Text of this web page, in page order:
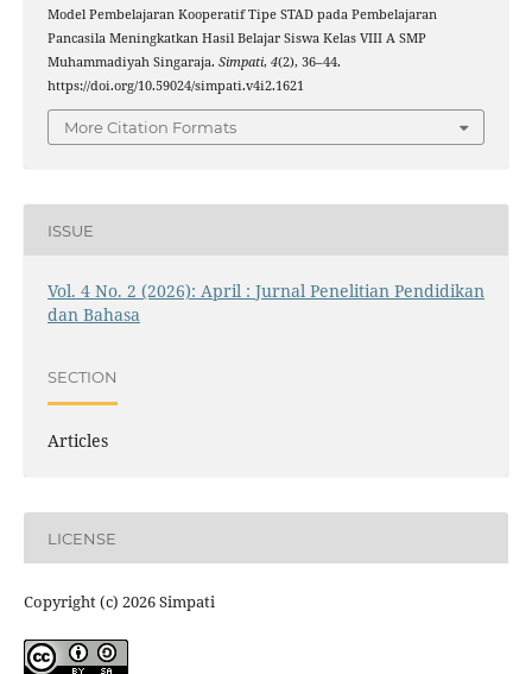
Model Pembelajaran Kooperatif Tipe STAD pada Pembelajaran
Pancasila Meningkatkan Hasil Belajar Siswa Kelas VIII A SMP
Muhammadiyah Singaraja. Simpati, 4(2), 36–44.
https://doi.org/10.59024/simpati.v4i2.1621
More Citation Formats
ISSUE
Vol. 4 No. 2 (2026): April : Jurnal Penelitian Pendidikan
dan Bahasa
SECTION
Articles
LICENSE
Copyright (c) 2026 Simpati